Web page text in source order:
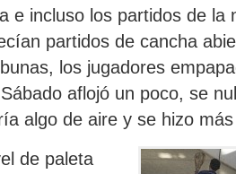
e incluso los partidos de la
partidos de cancha
los jugadores
aflojó un poco, se
algo de aire y se hizo
de paleta